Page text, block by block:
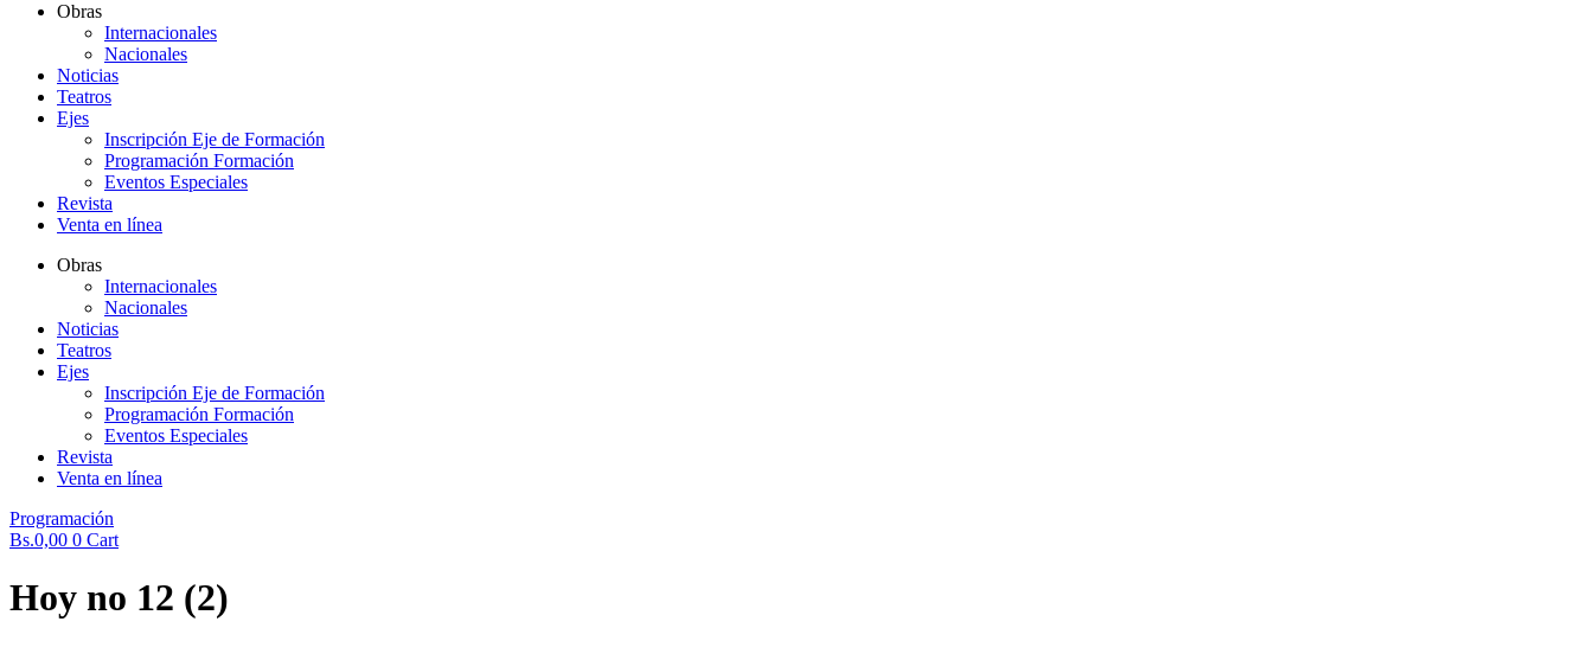
Obras
Internacionales
Nacionales
Noticias
Teatros
Ejes
Inscripción Eje de Formación
Programación Formación
Eventos Especiales
Revista
Venta en línea
Obras
Internacionales
Nacionales
Noticias
Teatros
Ejes
Inscripción Eje de Formación
Programación Formación
Eventos Especiales
Revista
Venta en línea
Programación
Bs.0,00 0 Cart
Hoy no 12 (2)